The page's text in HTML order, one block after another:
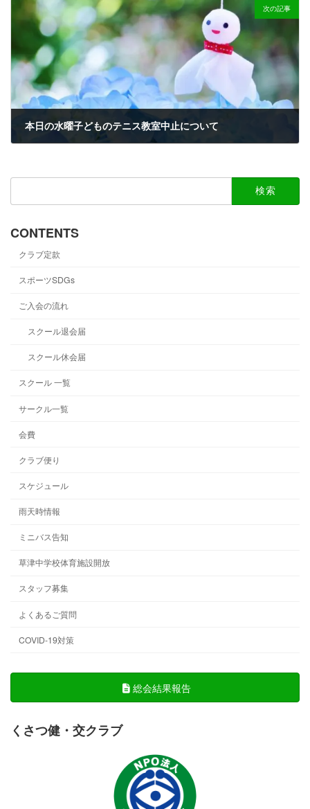
次の記事
本日の水曜子どものテニス教室中止について
検
CONTENTS
クラブ定款
スポーツSDGs
ご入会の流れ
スクール退会届
スクール休会届
スクール 一覧
サークル一覧
会費
クラブ便り
スケジュール
雨天時情報
ミニバス告知
草津中学校体育施設開放
スタッフ募集
よくあるご質問
COVID-19対策
総会結果報告
くさつ健・交クラブ